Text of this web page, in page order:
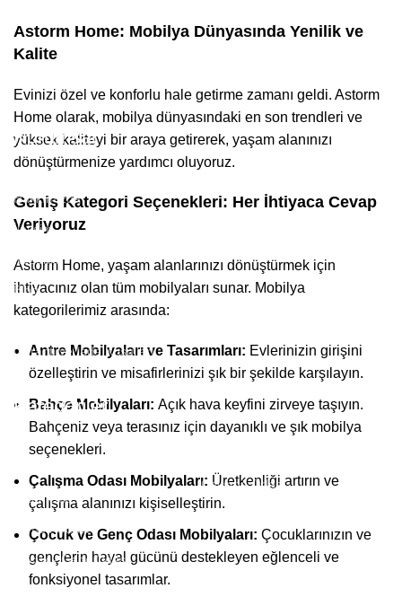
Astorm Home: Mobilya Dünyasında Yenilik ve
Kalite
Evinizi özel ve konforlu hale getirme zamanı geldi. Astorm
Home olarak, mobilya dünyasındaki en son trendleri ve
yüksek kaliteyi bir araya getirerek, yaşam alanınızı
dönüştürmenize yardımcı oluyoruz.
Geniş Kategori Seçenekleri: Her İhtiyaca Cevap
Veriyoruz
Astorm Home, yaşam alanlarınızı dönüştürmek için
ihtiyacınız olan tüm mobilyaları sunar. Mobilya
kategorilerimiz arasında:
Antre Mobilyaları ve Tasarımları: Evlerinizin girişini
özelleştirin ve misafirlerinizi şık bir şekilde karşılayın.
Bahçe Mobilyaları: Açık hava keyfini zirveye taşıyın.
Bahçeniz veya terasınız için dayanıklı ve şık mobilya
seçenekleri.
Çalışma Odası Mobilyaları: Üretkenliği artırın ve
çalışma alanınızı kişiselleştirin.
Çocuk ve Genç Odası Mobilyaları: Çocuklarınızın ve
gençlerin hayal gücünü destekleyen eğlenceli ve
fonksiyonel tasarımlar.
Kurumsal
Hakkımızda
İletişim
Kuponlar
Blog
Gizlilik Politikası
Garanti ve İade Koşulları
Kategoriler
Yatak Odası
Yemek Odası
Çocuk - Genç Odası
Çalışma Odası
Mutfak - Banyo